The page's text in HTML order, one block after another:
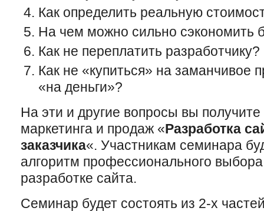
Как определить реальную
На чем можно сильно сэкономить
Как не переплатить разработчику?
Как не «купиться» на заманчивое
«на деньги»?
На эти и другие вопросы вы
маркетинга и продаж «Разработка
заказчика«. Участникам семинара
алгоритм профессионального
разработке сайта.
Семинар будет состоять из 2-х